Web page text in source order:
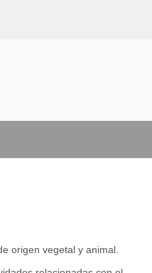
origen vegetal y animal.